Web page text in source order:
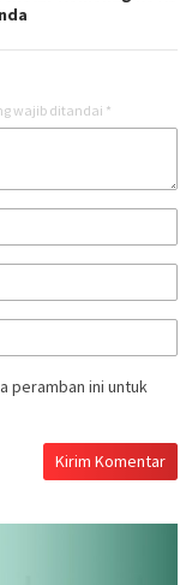
wajib ditandai *
peramban ini untuk